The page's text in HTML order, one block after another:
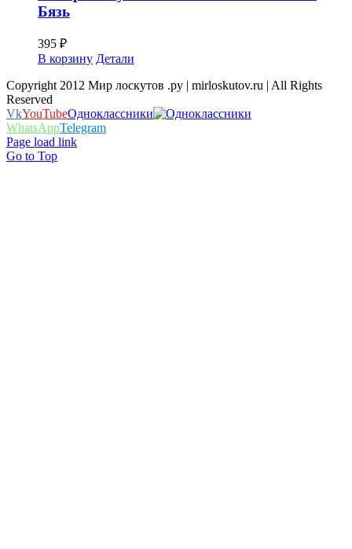
Бязь
395 ₽
В корзину Детали
Copyright 2012 Мир лоскутов .ру | mirloskutov.ru | All Rights
Reserved
VkYouTubeОдноклассники
WhatsAppTelegram
Page load link
Go to Top